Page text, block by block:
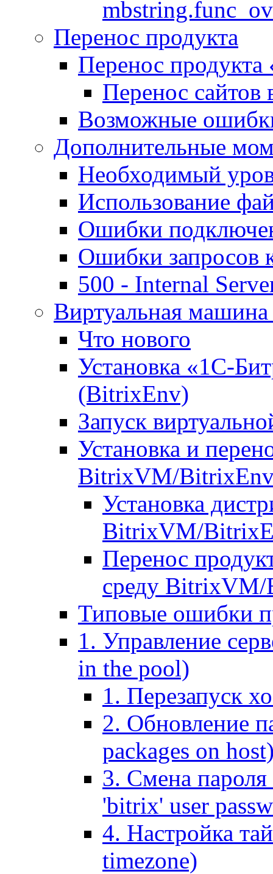
Перенос продукта
Перенос продукта
Перенос сайтов
Возможные
Дополнительные
Необходимый
Использование
Ошибки
Ошибки запросов
500 - Internal
Виртуальная
Что нового
Установка «1С-
(BitrixEnv)
Запуск
Установка и
BitrixVM/
Установка
BitrixVM/
Перенос
среду
Типовые ошибки
1. Управление
in the pool)
1. Перезапуск
2. Обновление
packages on
3. Смена пароля
'bitrix' user
4. Настройка
timezone)